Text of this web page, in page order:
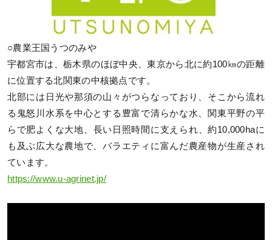
○農業王国うつのみや
宇都宮市は、栃木県のほぼ中央、東京から北に約100㎞の距離
に位置する北関東の中核拠点です。
北部には日光や那須の山々がつらなっており、そこから流れ
る鬼怒川水系を中心とする豊富で清らかな水、関東平野の平
らで肥よくな大地、長い日照時間に支えられ、約10,000haに
も及ぶ広大な農地で、バラエティに富んだ農産物が生産され
ています。
https://www.u-agrinet.jp/